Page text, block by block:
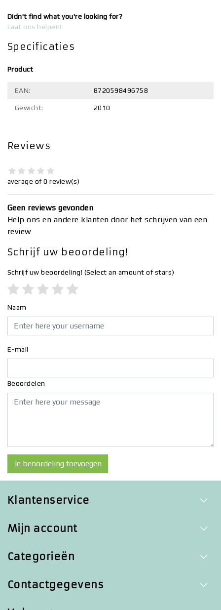
Didn't find what you're looking for?
Laat ons helpen!
Specificaties
Product
EAN: 8720598496758
Gewicht: 2010
Reviews
average of 0 review(s)
Geen reviews gevonden
Help ons en andere klanten door het schrijven van een
review
Schrijf uw beoordeling!
Schrijf uw beoordeling! (Select an amount of stars)
Naam
E-mail
Beoordelen
Je beoordeling toevoegen
Klantenservice
Mijn account
Categorieën
Contactgegevens